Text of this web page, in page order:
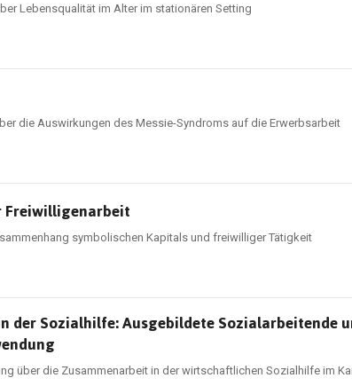
Lebensqualität im Alter im stationären Setting
die Auswirkungen des Messie-Syndroms auf die Erwerbsarbeit
Freiwilligenarbeit
symbolischen Kapitals und freiwilliger Tätigkeit
der Sozialhilfe: Ausgebildete Sozialarbeitende
über die Zusammenarbeit in der wirtschaftlichen Sozialhilfe im